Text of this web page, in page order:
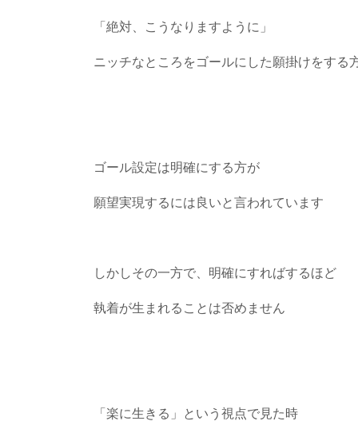
「絶対、こうなりますように」
ニッチなところをゴールにした願掛けをする
ゴール設定は明確にする方が
願望実現するには良いと言われています
しかしその一方で、明確にすればするほど
執着が生まれることは否めません
「楽に生きる」という視点で見た時